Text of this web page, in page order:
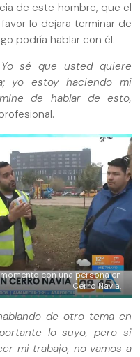
de este hombre, que el
lo dejara terminar de
podría hablar con él.
Yo sé que usted quiere
yo estoy haciendo mi
de hablar de esto,
con una persona en
Cerro Navia.
de otro tema en
lo suyo, pero si
mi trabajo, no vamos a